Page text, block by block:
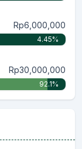
Rp6,000,000
4.45%
Rp30,000,000
92.1%